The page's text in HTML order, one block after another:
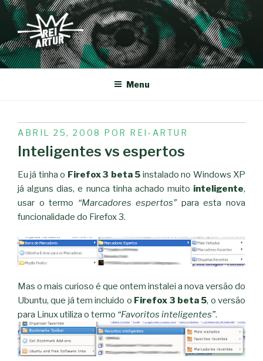
Saltar
para
conteúdo
REI-ARTUR
Menu
PUBLICADO
EM
ABRIL 25, 2008 POR REI-ARTUR
Inteligentes vs espertos
Eu já tinha o Firefox 3 beta 5 instalado no Windows XP
já alguns dias, e nunca tinha achado muito inteligente,
usar o termo “Marcadores espertos”para esta nova
funcionalidade do Firefox 3.
Mas o mais curioso é que ontem instalei a nova versão do
Ubuntu, que já tem incluido o Firefox 3 beta 5, o versão
para Linux utiliza o termo “Favoritos inteligentes”.